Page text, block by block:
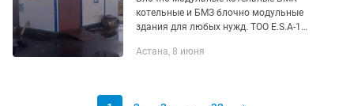
котельные и БМЗ блочно модульные
здания для любых нужд. ТОО E.S.A-1
собираем, проектируем , монтаж ,
Астана, 8 июня